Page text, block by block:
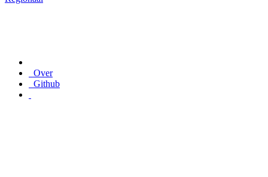
Over
Github